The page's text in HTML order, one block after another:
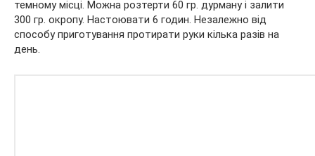
темному місці. Можна розтерти 60 гр. дурману і залити
300 гр. окропу. Настоювати 6 годин. Незалежно від
способу приготування протирати руки кілька разів на
день.